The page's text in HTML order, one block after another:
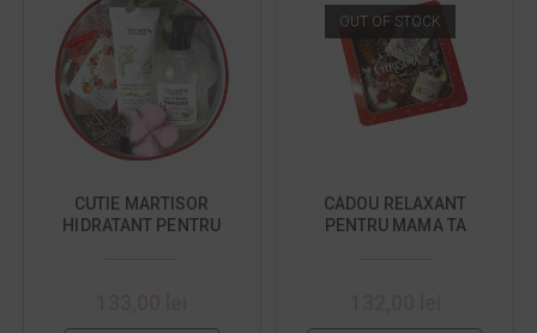
CUTIE MARTISOR
HIDRATANT PENTRU
OUT OF STOCK
CADOU RELAXANT
PENTRU MAMA TA